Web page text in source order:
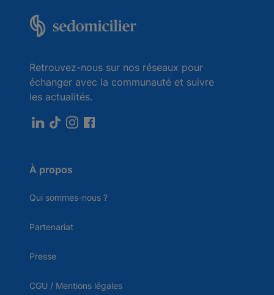
Retrouvez-nous sur nos réseaux pour
échanger avec la communauté et suivre
les actualités.
À propos
Qui sommes-nous ?
Partenariat
Presse
CGU / Mentions légales